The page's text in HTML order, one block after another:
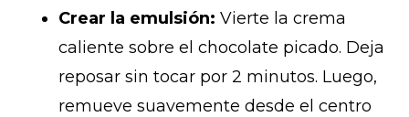
Crear la emulsión: Vierte la crema
caliente sobre el chocolate picado. Deja
reposar sin tocar por 2 minutos. Luego,
remueve suavemente desde el centro